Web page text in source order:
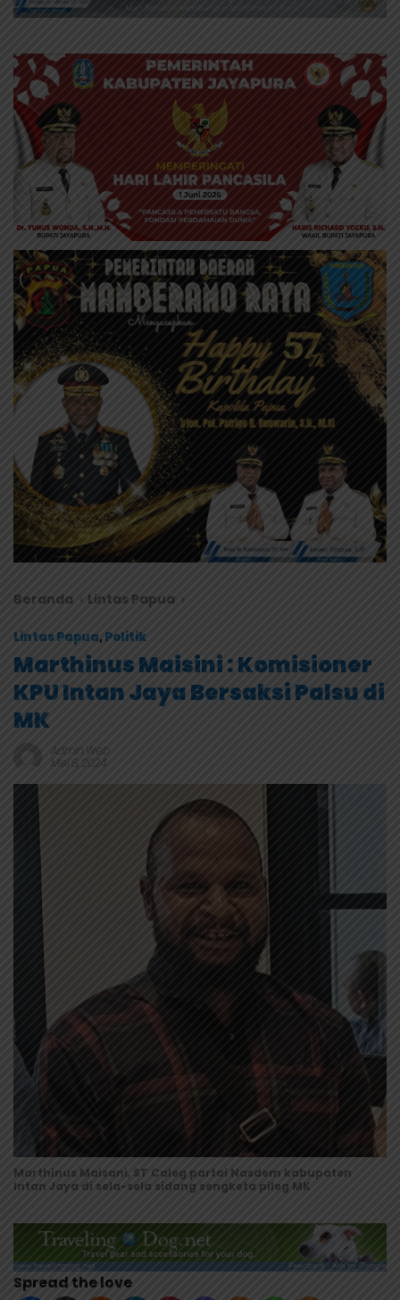
Beranda Lintas Papua
Lintas Papua,Politik
Marthinus Maisini : Komisioner
KPU Intan Jaya Bersaksi Palsu di
MK
Admin Web
Mei 8, 2024
Marthinus Maisani, ST Caleg partai Nasdem kabupaten
Intan Jaya di sela-sela sidang sengketa pileg MK
Spread the love